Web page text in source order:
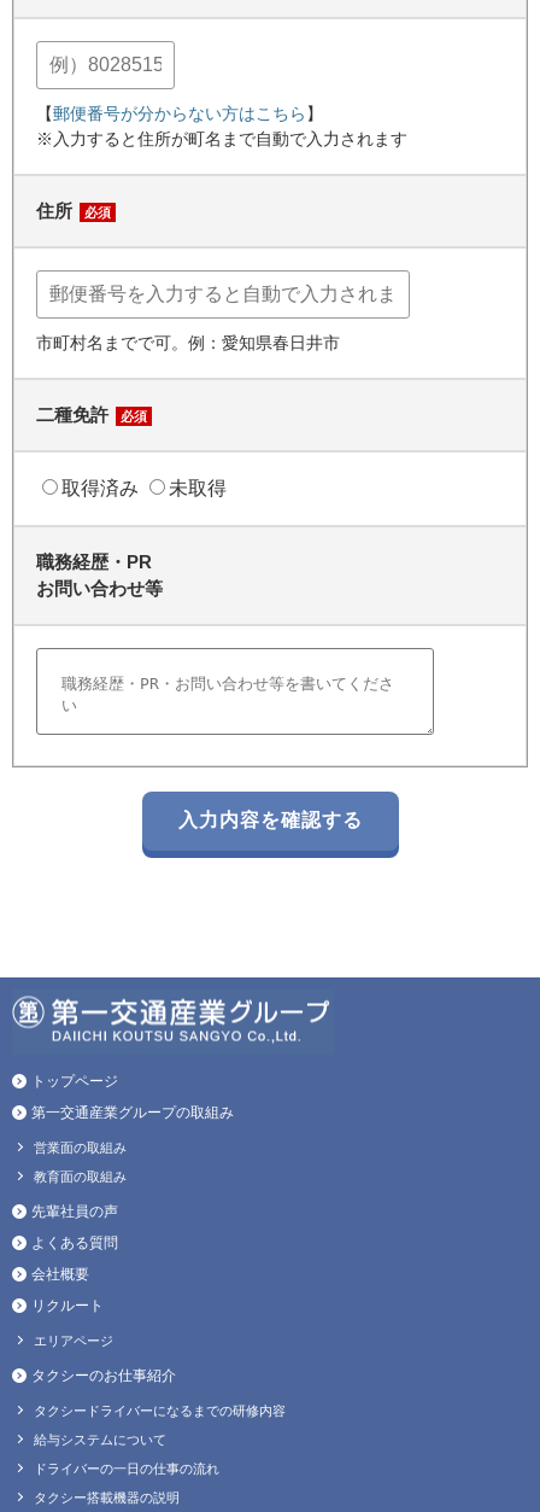
【郵便番号が分からない方はこちら 】
※入力すると住所が町名まで自動で入力されます
住所 必須
市町村名までで可。例：愛知県春日井市
二種免許 必須
取得済み 未取得
職務経歴・PR
お問い合わせ等
トップページ
第一交通産業グループの取組み
営業面の取組み
教育面の取組み
先輩社員の声
よくある質問
会社概要
リクルート
エリアページ
タクシーのお仕事紹介
タクシードライバーになるまでの研修内容
給与システムについて
ドライバーの一日の仕事の流れ
タクシー搭載機器の説明